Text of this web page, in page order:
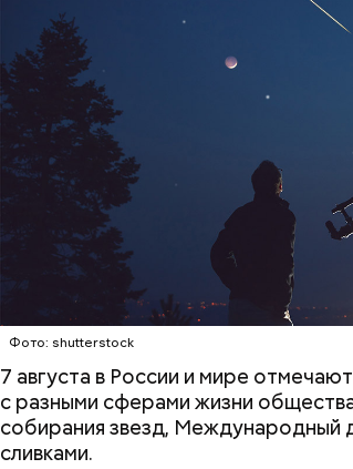
Фото: shutterstock
7 августа в России и мире
с разными сферами жизни
собирания звезд, Международный
сливками.
кабачок;
петрушка;
чеснок;
оливковое масло;
соль.